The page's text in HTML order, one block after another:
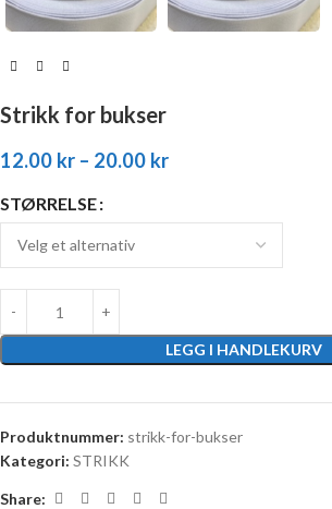
Strikk for bukser
12.00 kr – 20.00 kr
STØRRELSE
LEGG I HANDLEKURV
Produktnummer: strikk-for-bukser
Kategori: STRIKK
Share: